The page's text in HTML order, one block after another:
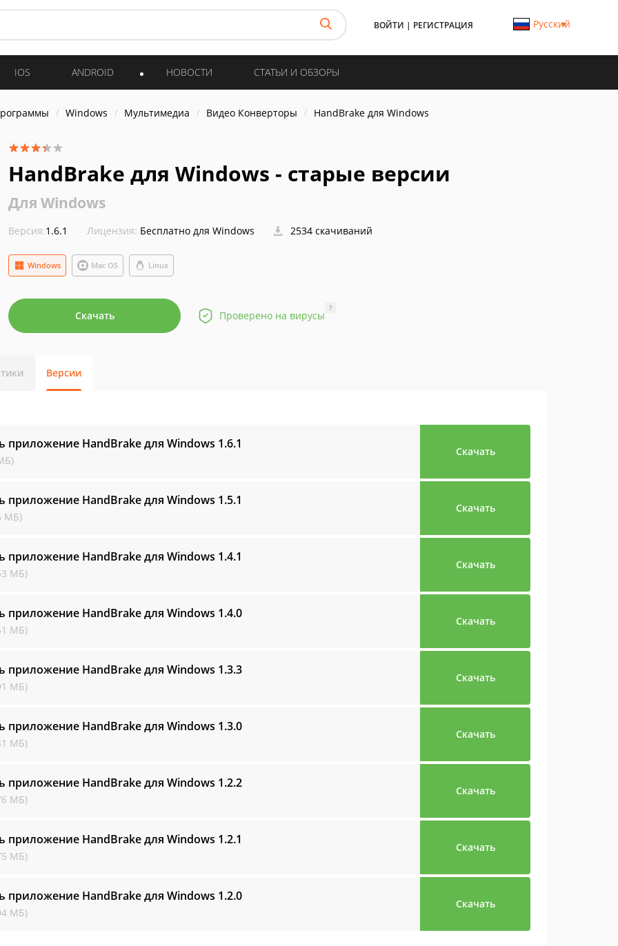
ВОЙТИ | РЕГИСТРАЦИЯ Русский
IOS ANDROID НОВОСТИ СТАТЬИ И ОБЗОРЫ
Windows Мультимедиа Видео Конверторы HandBrake для Windows
HandBrake для Windows - старые версии
Для Windows
Версия:1.6.1 Лицензия: Бесплатно для Windows 2534 скачиваний
Mac OS
Windows Linux
Скачать Проверено на вирусы
?
Версии
приложение HandBrake для Windows 1.6.1
Скачать
приложение HandBrake для Windows 1.5.1
МБ)
Скачать
приложение HandBrake для Windows 1.4.1
МБ)
Скачать
приложение HandBrake для Windows 1.4.0
МБ)
Скачать
приложение HandBrake для Windows 1.3.3
МБ)
Скачать
приложение HandBrake для Windows 1.3.0
МБ)
Скачать
приложение HandBrake для Windows 1.2.2
МБ)
Скачать
приложение HandBrake для Windows 1.2.1
МБ)
Скачать
приложение HandBrake для Windows 1.2.0
МБ)
Скачать